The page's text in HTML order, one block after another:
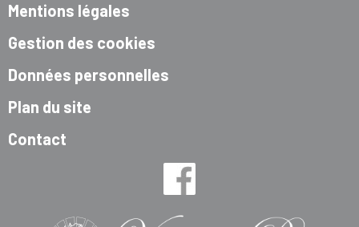
Mentions légales
Gestion des cookies
Données personnelles
Plan du site
Contact